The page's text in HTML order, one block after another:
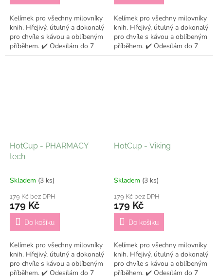
Kelímek pro všechny milovníky
knih. Hřejivý, útulný a dokonalý
pro chvíle s kávou a oblíbeným
příběhem. ✔️ Odesílám do 7
pracovních dní
Kelímek pro všechny milovníky
knih. Hřejivý, útulný a dokonalý
pro chvíle s kávou a oblíbeným
příběhem. ✔️ Odesílám do 7
pracovních dní
HotCup - PHARMACY
tech
Skladem (3 ks)
179 Kč bez DPH
179 Kč
Do košíku
Kelímek pro všechny milovníky
knih. Hřejivý, útulný a dokonalý
pro chvíle s kávou a oblíbeným
příběhem. ✔️ Odesílám do 7
HotCup - Viking
Skladem (3 ks)
179 Kč bez DPH
179 Kč
Do košíku
Kelímek pro všechny milovníky
knih. Hřejivý, útulný a dokonalý
pro chvíle s kávou a oblíbeným
příběhem. ✔️ Odesílám do 7